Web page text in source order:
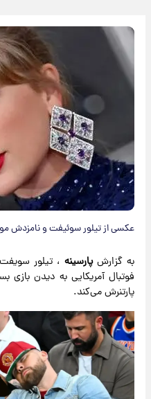
عکسی از تیلور سوئیفت و نامزدش
به گزارشپارسینه ، تیلور
فوتبال آمریکایی به دیدن بازی
پارتنرش می‌کند.